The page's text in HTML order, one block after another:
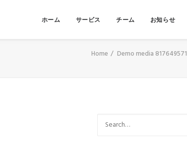
ホーム サービス チーム お知らせ
Home Demo media 817649571